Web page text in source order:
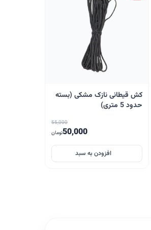
کش قیطانی نازک مشکی (بسته
حدود 5 متری)
55,000
50,000تومان
افزودن به سبد